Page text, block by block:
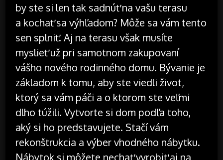
by ste si len tak sadnúť na vašu terasu
a kochať sa výhľadom? Môže sa vám tento
sen splniť. Aj na terasu však musíte
myslieť už pri samotnom zakupovaní
vášho nového rodinného domu. Bývanie je
základom k tomu, aby ste viedli život,
ktorý sa vám páči a o ktorom ste veľmi
dlho túžili. Vytvorte si dom podľa toho,
aký si ho predstavujete. Stačí vám
rekonštrukcia a výber vhodného nábytku.
Nábytok si môžete nechať vyrobiť aj na